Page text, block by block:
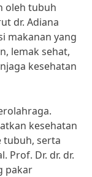
oleh tubuh
dr. Adiana
makanan yang
lemak sehat,
kesehatan
kesehatan
tubuh, serta
Prof. Dr. dr. dr.
pakar